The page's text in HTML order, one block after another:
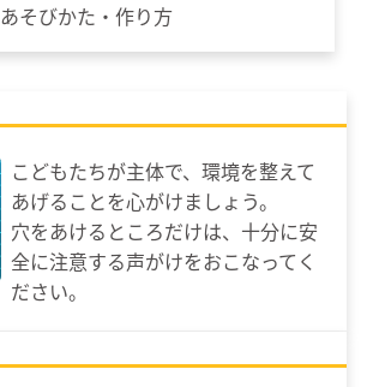
あそびかた・作り方
こどもたちが主体で、環境を整えて
あげることを心がけましょう。
穴をあけるところだけは、十分に安
全に注意する声がけをおこなってく
ださい。